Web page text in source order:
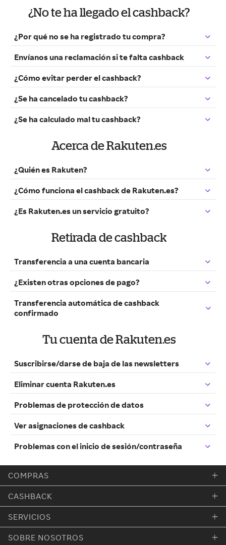
¿No te ha llegado el cashback?
¿Por qué no se ha registrado tu compra?
Envíanos una reclamación si te falta cashback
¿Cómo evitar perder el cashback?
¿Se ha cancelado tu cashback?
¿Se ha calculado mal tu cashback?
Acerca de Rakuten.es
¿Quién es Rakuten?
¿Cómo funciona el cashback de Rakuten.es?
¿Es Rakuten.es un servicio gratuito?
Retirada de cashback
Transferencia a una cuenta bancaria
¿Existen otras opciones de pago?
Transferencia automática de cashback
confirmado
Tu cuenta de Rakuten.es
Suscribirse/darse de baja de las newsletters
Eliminar cuenta Rakuten.es
Problemas de protección de datos
Ver asignaciones de cashback
Problemas con el inicio de sesión/contraseña
COMPRAS
CASHBACK
SERVICIOS
SOBRE NOSOTROS